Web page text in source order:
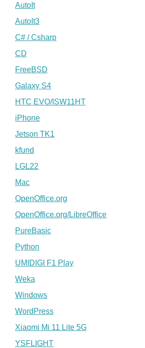
AutoIt
AutoIt3
C# / Csharp
CD
FreeBSD
Galaxy S4
HTC EVO/ISW11HT
iPhone
Jetson TK1
kfund
LGL22
Mac
OpenOffice.org
OpenOffice.org/LibreOffice
PureBasic
Python
UMIDIGI F1 Play
Weka
Windows
WordPress
Xiaomi Mi 11 Lite 5G
YSFLIGHT